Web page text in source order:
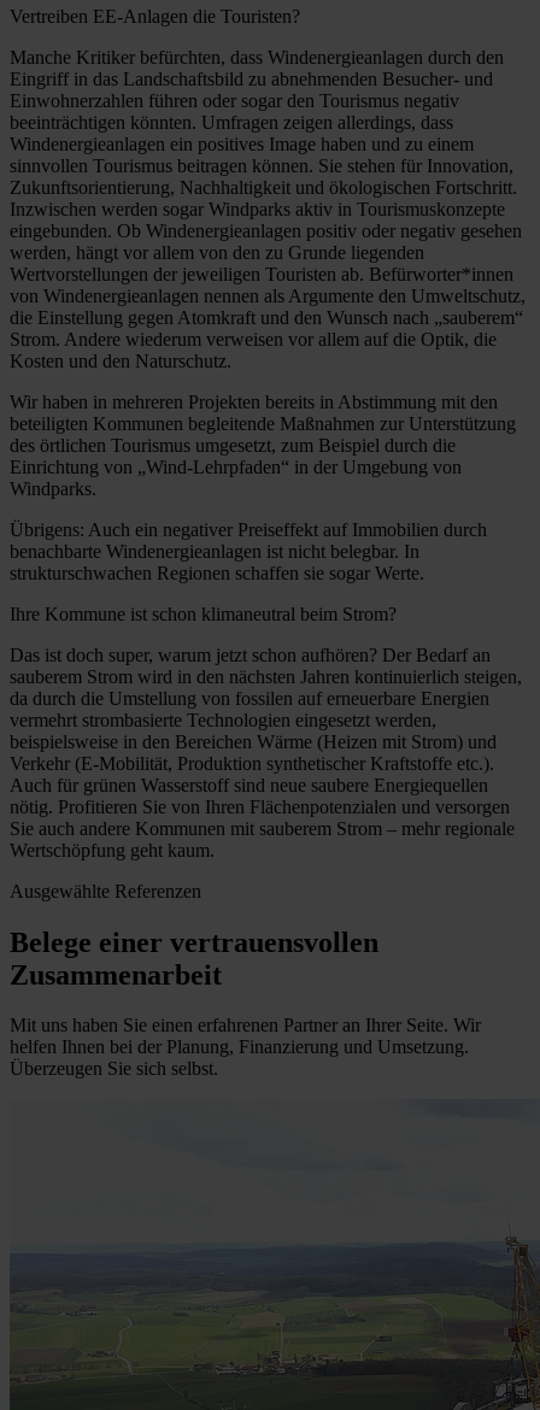
Vertreiben EE-Anlagen die Touristen?
Manche Kritiker befürchten, dass Windenergieanlagen durch den
Eingriff in das Landschaftsbild zu abnehmenden Besucher- und
Einwohnerzahlen führen oder sogar den Tourismus negativ
beeinträchtigen könnten. Umfragen zeigen allerdings, dass
Windenergieanlagen ein positives Image haben und zu einem
sinnvollen Tourismus beitragen können. Sie stehen für Innovation,
Zukunftsorientierung, Nachhaltigkeit und ökologischen Fortschritt.
Inzwischen werden sogar Windparks aktiv in Tourismuskonzepte
eingebunden. Ob Windenergieanlagen positiv oder negativ gesehen
werden, hängt vor allem von den zu Grunde liegenden
Wertvorstellungen der jeweiligen Touristen ab. Befürworter*innen
von Windenergieanlagen nennen als Argumente den Umweltschutz,
die Einstellung gegen Atomkraft und den Wunsch nach „sauberem“
Strom. Andere wiederum verweisen vor allem auf die Optik, die
Kosten und den Naturschutz.
Wir haben in mehreren Projekten bereits in Abstimmung mit den
beteiligten Kommunen begleitende Maßnahmen zur Unterstützung
des örtlichen Tourismus umgesetzt, zum Beispiel durch die
Einrichtung von „Wind-Lehrpfaden“ in der Umgebung von
Windparks.
Übrigens: Auch ein negativer Preiseffekt auf Immobilien durch
benachbarte Windenergieanlagen ist nicht belegbar. In
strukturschwachen Regionen schaffen sie sogar Werte.
Ihre Kommune ist schon klimaneutral beim Strom?
Das ist doch super, warum jetzt schon aufhören? Der Bedarf an
sauberem Strom wird in den nächsten Jahren kontinuierlich steigen,
da durch die Umstellung von fossilen auf erneuerbare Energien
vermehrt strombasierte Technologien eingesetzt werden,
beispielsweise in den Bereichen Wärme (Heizen mit Strom) und
Verkehr (E-Mobilität, Produktion synthetischer Kraftstoffe etc.).
Auch für grünen Wasserstoff sind neue saubere Energiequellen
nötig. Profitieren Sie von Ihren Flächenpotenzialen und versorgen
Sie auch andere Kommunen mit sauberem Strom – mehr regionale
Wertschöpfung geht kaum.
Ausgewählte Referenzen
Belege einer vertrauensvollen
Zusammenarbeit
Mit uns haben Sie einen erfahrenen Partner an Ihrer Seite. Wir
helfen Ihnen bei der Planung, Finanzierung und Umsetzung.
Überzeugen Sie sich selbst.